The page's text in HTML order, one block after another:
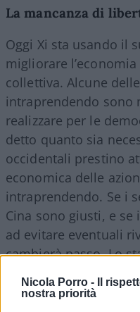
Nicola Porro -
Il
nostra priorità
La mancanza di
Oggi Xi sta usando il
migliorare
collettiva. Alcune
intraprendendo
realizzare per le
detto quanto sia
occidentali prestino
economica delle
intraprendendo. Se i
Cina sono giusti, e
ad evitare eventuali
cambierà passo. Lo
adottando misure
forse rendendola la